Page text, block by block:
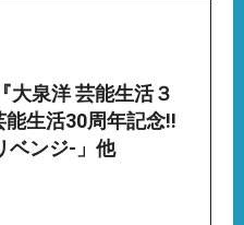
大泉洋 芸能生活３
能生活30周年記念!!
ベンジ-」他